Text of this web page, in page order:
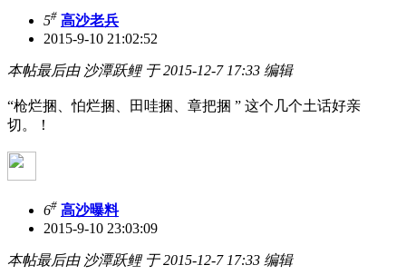
5# 高沙老兵
2015-9-10 21:02:52
本帖最后由 沙潭跃鲤 于 2015-12-7 17:33 编辑
“枪烂捆、怕烂捆、田哇捆、章把捆 ” 这个几个土话好亲
切。！
6# 高沙曝料
2015-9-10 23:03:09
本帖最后由 沙潭跃鲤 于 2015-12-7 17:33 编辑